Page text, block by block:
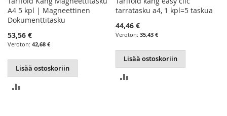
A4 5 kpl | Magneettinen
Dokumenttitasku
53,56 €
42,68 €
Lisää ostoskoriin
tarratasku a4, 1 kpl=5 taskua
44,46 €
35,43 €
Lisää ostoskoriin